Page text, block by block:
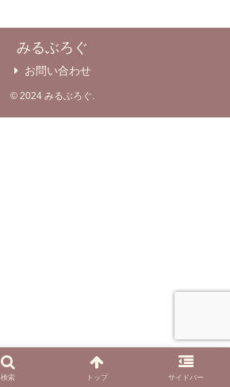
みるぶろぐ
お問い合わせ
© 2024 みるぶろぐ.
検索 トップ サイドバー